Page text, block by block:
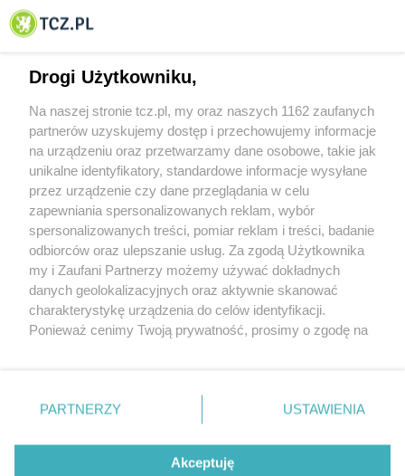
© 2001-2026 Tczew - TCZ.PL Sp. z o.o. Internetowy Serwis Informacyjny Miasta
O FIRMIE POLITYKA PRYWATNOŚCI HOSTING
REKLAMA WSPÓŁPRACA RSS FACEBOOK KONTAKT
Nasze serwisy
Aktualności
Tcz24
Historia miasta
Muzyka i kultura
Archiwum wydarzeń
Zdjęcia miasta
Drogi Użytkowniku,
Na naszej stronie tcz.pl, my oraz naszych 1162 zaufanych
partnerów uzyskujemy dostęp i przechowujemy informacje
na urządzeniu oraz przetwarzamy dane osobowe, takie jak
unikalne identyfikatory, standardowe informacje wysyłane
przez urządzenie czy dane przeglądania w celu
zapewniania spersonalizowanych reklam, wybór
spersonalizowanych treści, pomiar reklam i treści, badanie
odbiorców oraz ulepszanie usług. Za zgodą Użytkownika
my i Zaufani Partnerzy możemy używać dokładnych
danych geolokalizacyjnych oraz aktywnie skanować
charakterystykę urządzenia do celów identyfikacji.
Ponieważ cenimy Twoją prywatność, prosimy o zgodę na
znajdujący się w lewym dolnym rogu strony
. Niektóre
przetwarzaniu. Preferencje będą miały zastosowania tylko
PARTNERZY USTAWIENIA
Akceptuję